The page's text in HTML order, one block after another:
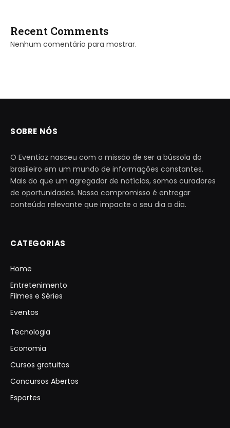
Recent Comments
Nenhum comentário para mostrar.
SOBRE NÓS
O Eventioz nasceu com a missão de ser a bússola do
brasileiro em um mundo de informações constantes.
Mais do que um agregador de notícias, somos curadores
de oportunidades. Nosso compromisso é entregar
conteúdo relevante que impacte o seu dia a dia.
CATEGORIAS
Home
Entretenimento
Filmes e Séries
Eventos
Tecnologia
Economia
Cursos gratuitos
Concursos Abertos
Esportes